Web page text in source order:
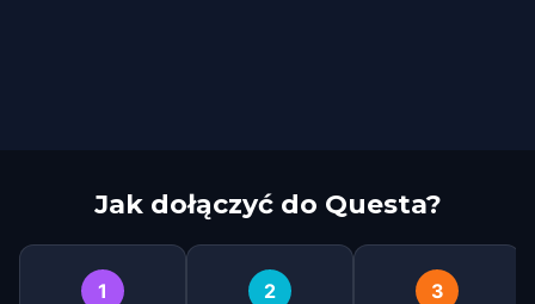
Jak dołączyć do Questa?
1 2 3